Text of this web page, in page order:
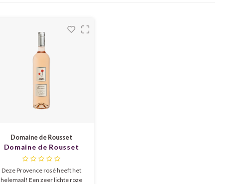
Domaine de Rousset
Domaine de Rousset
Les Coquelicots Rosé
2025
Deze Provence rosé heeft het
helemaal! Een zeer lichte roze